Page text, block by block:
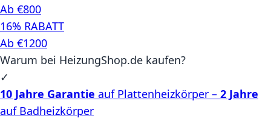
Ab €800
16% RABATT
Ab €1200
Warum bei HeizungShop.de kaufen?
✓
10 Jahre Garantie auf Plattenheizkörper – 2 Jahre
auf Badheizkörper